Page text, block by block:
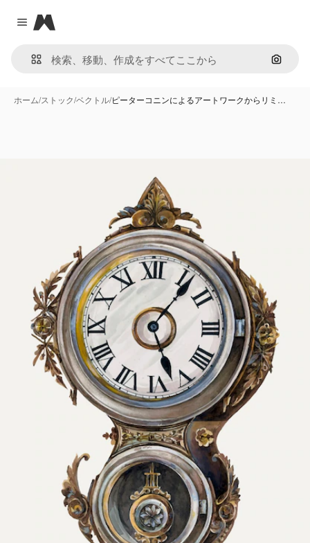
Close menu
Magnific
画像で
ホーム/ストック/ベクトル/ピーターコニンによるアートワークからリミ…